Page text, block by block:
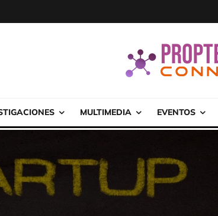
MULTIMEDIA EVENTOS